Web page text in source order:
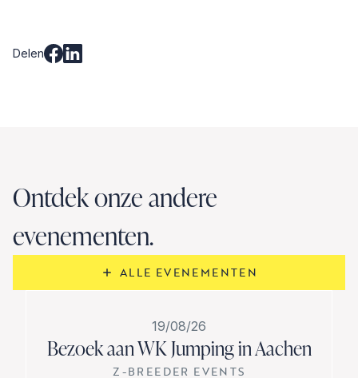
Delen
Ontdek onze andere
evenementen.
ALLE EVENEMENTEN
19/08/26
Bezoek aan WK Jumping in Aachen
Z-BREEDER EVENTS